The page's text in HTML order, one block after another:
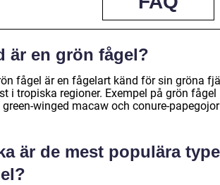
är en grön fågel?
fågel är en fågelart känd för sin gröna
i tropiska regioner. Exempel på grön
green-winged macaw och conure-
är de mest populära